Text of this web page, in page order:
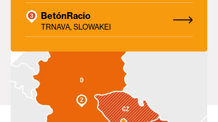
BetónRacio
TRNAVA, SLOWAKEI